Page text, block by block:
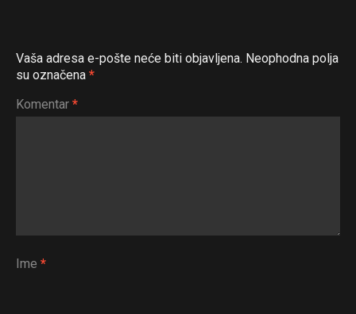
Vaša adresa e-pošte neće biti objavljena. Neophodna polja
su označena *
Komentar *
Ime *